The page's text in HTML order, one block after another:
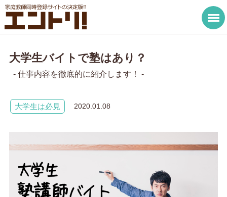
大学生バイトで塾はあり？
- 仕事内容を徹底的に紹介します！ -
大学生は必見 2020.01.08